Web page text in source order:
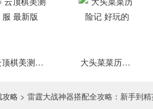
云顶棋美测服 最新版 大头菜菜历险记 好玩的
攻略 > 雷霆大战神器搭配全攻略：新手到